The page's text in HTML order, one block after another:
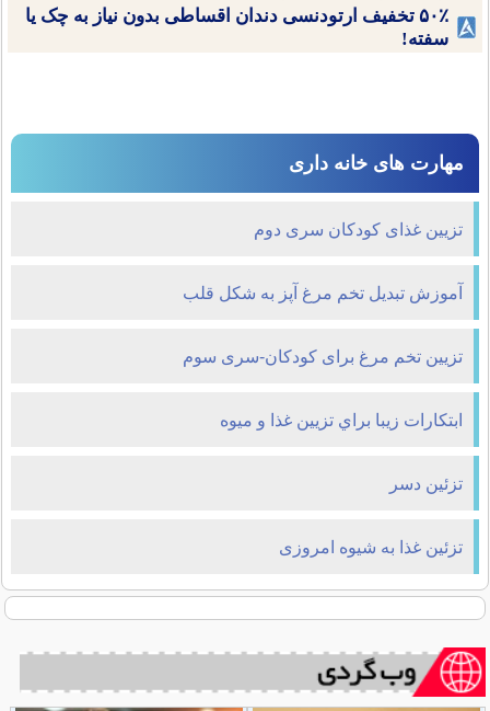
۵۰٪ تخفیف ارتودنسی دندان اقساطی بدون نیاز به چک یا
سفته!
مهارت های خانه داری
تزیین غذای کودکان سری دوم
آموزش تبدیل تخم مرغ آپز به شکل قلب
تزیین تخم مرغ برای کودکان-سری سوم
ابتكارات زيبا براي تزيين غذا و میوه
تزئین دسر
تزئین غذا به شیوه امروزی